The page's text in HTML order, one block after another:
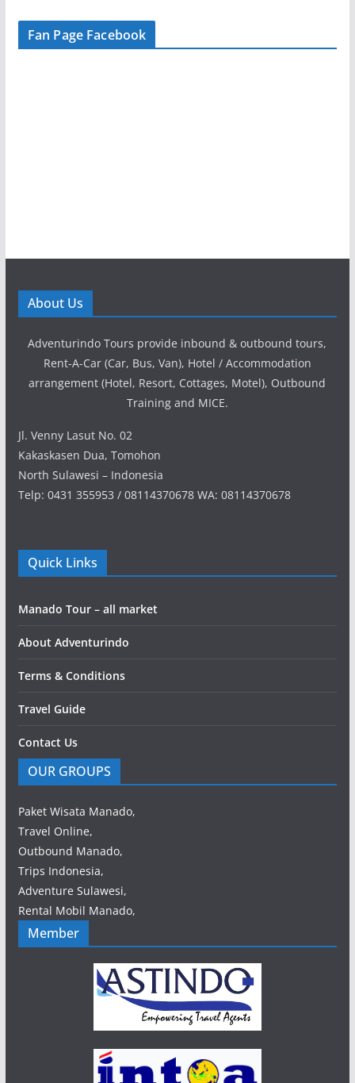
Fan Page Facebook
About Us
Adventurindo Tours provide inbound & outbound tours,
Rent-A-Car (Car, Bus, Van), Hotel / Accommodation
arrangement (Hotel, Resort, Cottages, Motel), Outbound
Training and MICE.
Jl. Venny Lasut No. 02
Kakaskasen Dua, Tomohon
North Sulawesi – Indonesia
Telp: 0431 355953 / 08114370678 WA: 08114370678
Quick Links
Manado Tour – all market
About Adventurindo
Terms & Conditions
Travel Guide
Contact Us
OUR GROUPS
Paket Wisata Manado,
Travel Online,
Outbound Manado,
Trips Indonesia,
Adventure Sulawesi,
Rental Mobil Manado,
Member